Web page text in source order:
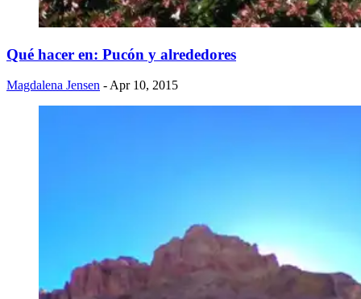
​Qué hacer en: Pucón y alrededores
Magdalena Jensen - Apr 10, 2015